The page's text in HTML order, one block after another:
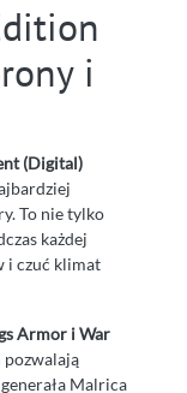
i
(Digital)
To nie tylko
każdej
i czuć klimat
Armor i War
pozwalają
Malrica